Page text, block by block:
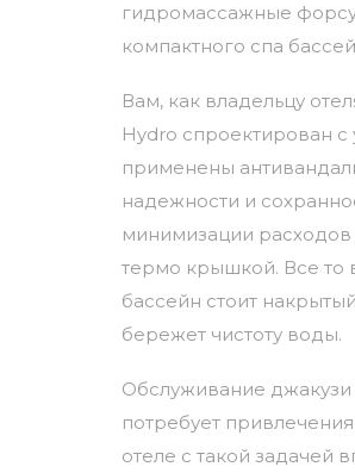
гидромассажные
компактного спа
Вам, как владельцу
Hydro спроектирован
применены
надежности и
минимизации
термо крышкой. Все то
бассейн стоит
бережет чистоту воды.
Обслуживание
потребует
отеле с такой задачей